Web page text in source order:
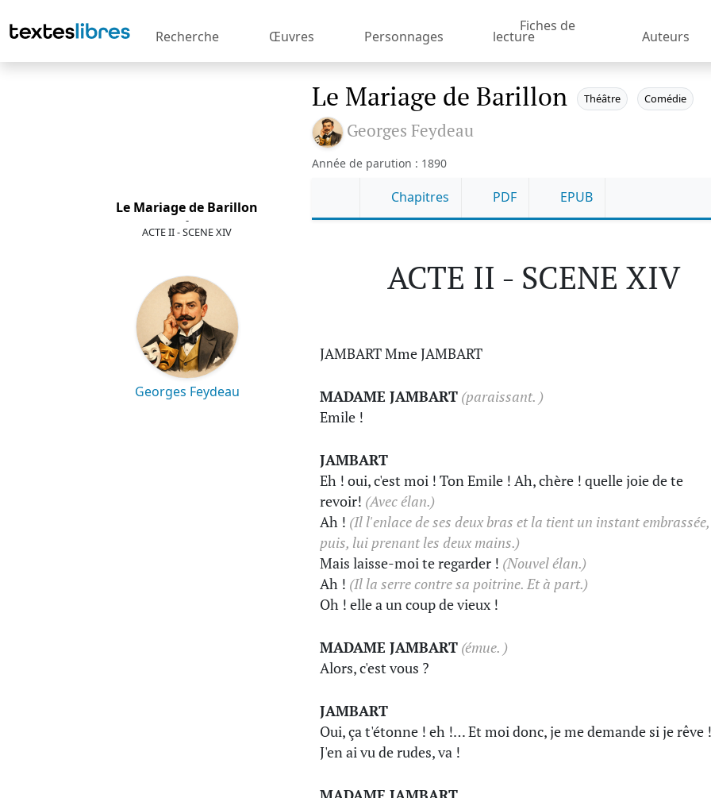
Recherche Œuvres Personnages
Fiches de
lecture Auteurs
Le Mariage de Barillon
-
ACTE II - SCENE XIV
Georges Feydeau
Le Mariage de Barillon Théâtre Comédie
Georges Feydeau
Année de parution : 1890
Chapitres PDF EPUB
ACTE II - SCENE XIV
JAMBART Mme JAMBART
MADAME JAMBART (paraissant. )
Emile !
JAMBART
Eh ! oui, c'est moi ! Ton Emile ! Ah, chère ! quelle joie de te
revoir! (Avec élan.)
Ah ! (Il l'enlace de ses deux bras et la tient un instant embrassée,
puis, lui prenant les deux mains.)
Mais laisse-moi te regarder ! (Nouvel élan.)
Ah ! (Il la serre contre sa poitrine. Et à part.)
Oh ! elle a un coup de vieux !
MADAME JAMBART (émue. )
Alors, c'est vous ?
JAMBART
Oui, ça t'étonne ! eh !… Et moi donc, je me demande si je rêve !
J'en ai vu de rudes, va !